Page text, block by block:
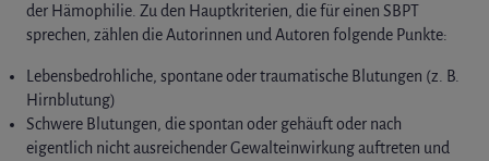
der Hämophilie. Zu den Hauptkriterien, die für einen ​​SBPT
sprechen, zählen die Autorinnen und Autoren folgende Punkte:
Lebensbedrohliche, spontane oder traumatische Blutungen (z. B.
Hirnblutung)
Schwere Blutungen, die spontan oder gehäuft oder nach
eigentlich nicht ausreichender Gewalteinwirkung auftreten und